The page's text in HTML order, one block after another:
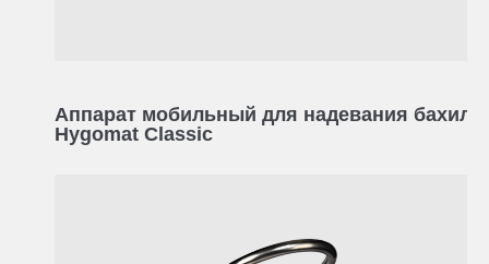
Аппарат мобильный для надевания бахил
Hygomat Classic